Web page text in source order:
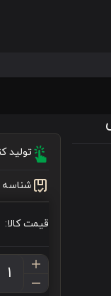
تولید
شناسه
قیمت کالا: